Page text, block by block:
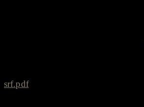
srf.pdf